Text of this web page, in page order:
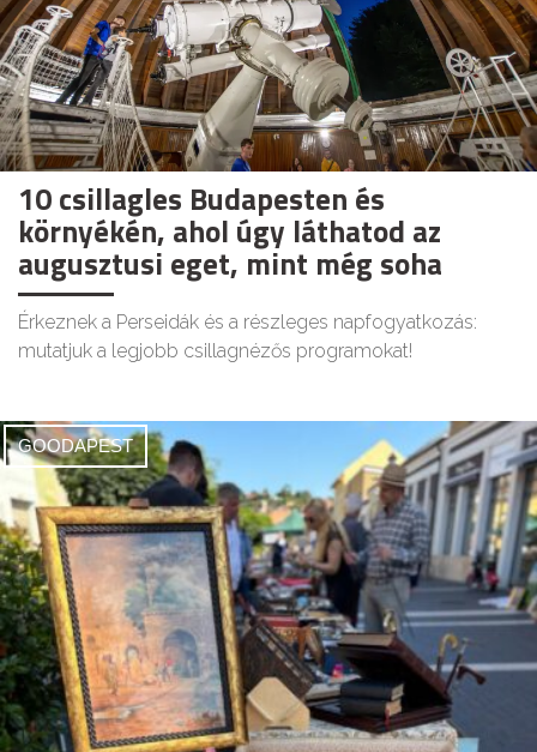
10 csillagles Budapesten és
környékén, ahol úgy láthatod az
augusztusi eget, mint még soha
Érkeznek a Perseidák és a részleges napfogyatkozás:
mutatjuk a legjobb csillagnézős programokat!
GOODAPEST